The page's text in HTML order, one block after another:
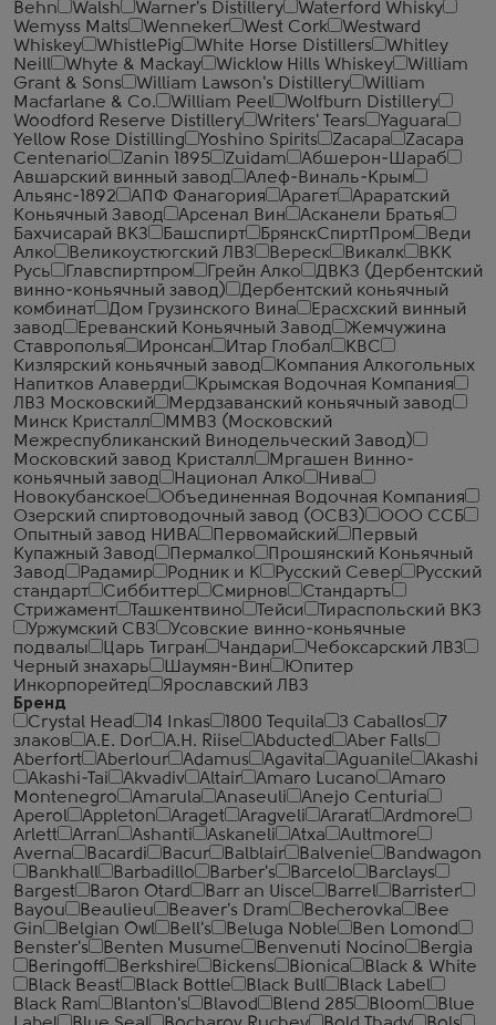
Behn Walsh Warner's Distillery
Waterford Whisky
Wemyss Malts
Wenneker West Cork
Westward
Whiskey
WhistlePig White Horse Distillers
Whitley
Neill
Whyte & Mackay Wicklow Hills Whiskey
William
Grant & Sons
William Lawson's Distillery
William
Macfarlane & Co.
William Peel
Wolfburn Distillery
Woodford Reserve Distillery
Writers' Tears
Yaguara
Yellow Rose Distilling
Yoshino Spirits Zacapa
Zacapa
Centenario
Zanin 1895 Zuidam
Абшерон-Шараб
Авшарский винный завод
Алеф-Виналь-Крым
Альянс-1892
АПФ Фанагория Арагет
Араратский
Коньячный Завод
Арсенал Вин
Асканели Братья
Бахчисарай ВКЗ
Башспирт БрянскСпиртПром
Веди
Алко
Великоустюгский ЛВЗ Вереск Викалк
ВКК
Русь
Главспиртпром Грейн Алко
ДВКЗ (Дербентский
винно-коньячный завод)
Дербентский коньячный
комбинат
Дом Грузинского Вина
Ерасхский винный
завод
Ереванский Коньячный Завод
Жемчужина
Ставрополья
Иронсан Итар Глобал
КВС
Кизлярский коньячный завод
Компания Алкогольных
Напитков Алаверди
Крымская Водочная Компания
ЛВЗ Московский
Мердзаванский коньячный завод
Минск Кристалл
ММВЗ (Московский
Межреспубликанский Винодельческий Завод)
Московский завод Кристалл
Мргашен Винно-
коньячный завод
Национал Алко
Нива
Новокубанское
Объединенная Водочная Компания
Озерский спиртоводочный завод (ОСВЗ)
ООО ССБ
Опытный завод НИВА
Первомайский
Первый
Купажный Завод
Пермалко
Прошянский Коньячный
Завод
Радамир Родник и К Русский Север
Русский
стандарт
Сиббиттер Смирнов
Стандартъ
Стрижамент
Ташкентвино Тейси
Тираспольский ВКЗ
Уржумский СВЗ
Усовские винно-коньячные
подвалы
Царь Тигран Чандари
Чебоксарский ЛВЗ
Черный знахарь
Шаумян-Вин
Юпитер
Инкорпорейтед
Ярославский ЛВЗ
Бренд
Crystal Head
14 Inkas 1800 Tequila 3 Caballos
7
злаков
A.E. Dor A.H. Riise Abducted
Aber Falls
Aberfort
Aberlour Adamus Agavita Aguanile
Akashi
Akashi-Tai
Akvadiv Altair Amaro Lucano
Amaro
Montenegro
Amarula Anaseuli
Anejo Centuria
Aperol
Appleton Araget Aragveli Ararat
Ardmore
Arlett
Arran Ashanti Askaneli Atxa
Aultmore
Averna
Bacardi Bacur Balblair Balvenie
Bandwagon
Bankhall
Barbadillo Barber's Barcelo
Barclays
Bargest
Baron Otard Barr an Uisce Barrel
Barrister
Bayou
Beaulieu Beaver's Dram Becherovka
Bee
Gin
Belgian Owl Bell's Beluga Noble
Ben Lomond
Benster's
Benten Musume Benvenuti Nocino
Bergia
Beringoff
Berkshire Bickens Bionica
Black & White
Black Beast
Black Bottle Black Bull
Black Label
Black Ram
Blanton's Blavod Blend 285 Bloom
Blue